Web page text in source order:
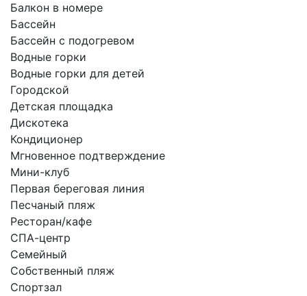
Балкон в номере
Бассейн
Бассейн с подогревом
Водные горки
Водные горки для детей
Городской
Детская площадка
Дискотека
Кондиционер
Мгновенное подтверждение
Мини-клуб
Первая береговая линия
Песчаный пляж
Ресторан/кафе
СПА-центр
Семейный
Собственный пляж
Спортзал